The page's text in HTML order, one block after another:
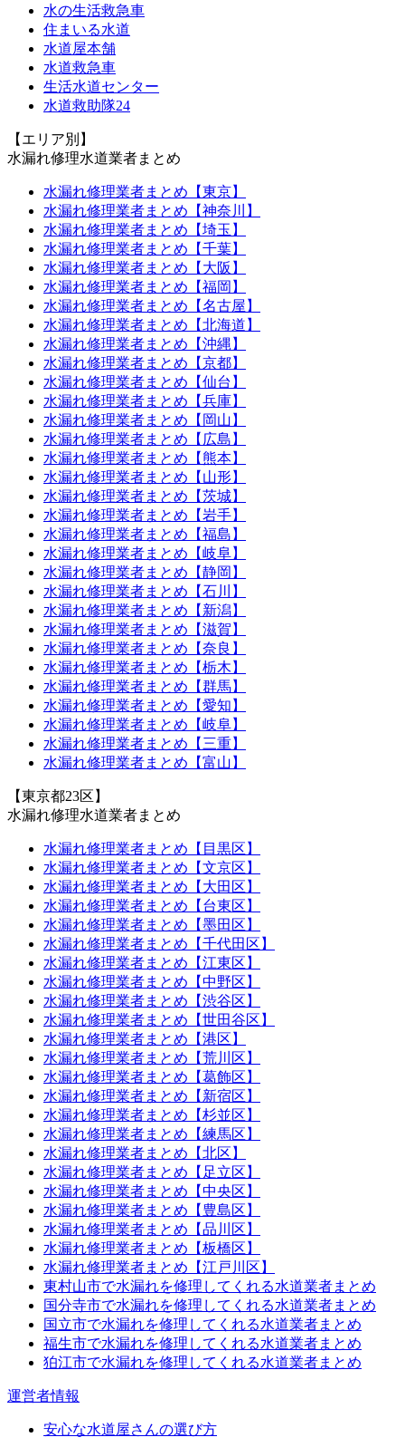
水の生活救急車
住まいる水道
水道屋本舗
水道救急車
生活水道センター
水道救助隊24
【エリア別】
水漏れ修理水道業者まとめ
水漏れ修理業者まとめ【東京】
水漏れ修理業者まとめ【神奈川】
水漏れ修理業者まとめ【埼玉】
水漏れ修理業者まとめ【千葉】
水漏れ修理業者まとめ【大阪】
水漏れ修理業者まとめ【福岡】
水漏れ修理業者まとめ【名古屋】
水漏れ修理業者まとめ【北海道】
水漏れ修理業者まとめ【沖縄】
水漏れ修理業者まとめ【京都】
水漏れ修理業者まとめ【仙台】
水漏れ修理業者まとめ【兵庫】
水漏れ修理業者まとめ【岡山】
水漏れ修理業者まとめ【広島】
水漏れ修理業者まとめ【熊本】
水漏れ修理業者まとめ【山形】
水漏れ修理業者まとめ【茨城】
水漏れ修理業者まとめ【岩手】
水漏れ修理業者まとめ【福島】
水漏れ修理業者まとめ【岐阜】
水漏れ修理業者まとめ【静岡】
水漏れ修理業者まとめ【石川】
水漏れ修理業者まとめ【新潟】
水漏れ修理業者まとめ【滋賀】
水漏れ修理業者まとめ【奈良】
水漏れ修理業者まとめ【栃木】
水漏れ修理業者まとめ【群馬】
水漏れ修理業者まとめ【愛知】
水漏れ修理業者まとめ【岐阜】
水漏れ修理業者まとめ【三重】
水漏れ修理業者まとめ【富山】
【東京都23区】
水漏れ修理水道業者まとめ
水漏れ修理業者まとめ【目黒区】
水漏れ修理業者まとめ【文京区】
水漏れ修理業者まとめ【大田区】
水漏れ修理業者まとめ【台東区】
水漏れ修理業者まとめ【墨田区】
水漏れ修理業者まとめ【千代田区】
水漏れ修理業者まとめ【江東区】
水漏れ修理業者まとめ【中野区】
水漏れ修理業者まとめ【渋谷区】
水漏れ修理業者まとめ【世田谷区】
水漏れ修理業者まとめ【港区】
水漏れ修理業者まとめ【荒川区】
水漏れ修理業者まとめ【葛飾区】
水漏れ修理業者まとめ【新宿区】
水漏れ修理業者まとめ【杉並区】
水漏れ修理業者まとめ【練馬区】
水漏れ修理業者まとめ【北区】
水漏れ修理業者まとめ【足立区】
水漏れ修理業者まとめ【中央区】
水漏れ修理業者まとめ【豊島区】
水漏れ修理業者まとめ【品川区】
水漏れ修理業者まとめ【板橋区】
水漏れ修理業者まとめ【江戸川区】
東村山市で水漏れを修理してくれる水道業者まとめ
国分寺市で水漏れを修理してくれる水道業者まとめ
国立市で水漏れを修理してくれる水道業者まとめ
福生市で水漏れを修理してくれる水道業者まとめ
狛江市で水漏れを修理してくれる水道業者まとめ
運営者情報
安心な水道屋さんの選び方